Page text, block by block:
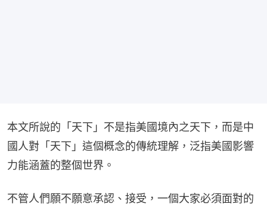
本文所說的「天下」不是指美國境內之天下，而是中
國人對「天下」這個概念的傳統理解，泛指美國影響
力能涵蓋的整個世界。
不管人們願不願意承認、接受，一個大家必須面對的